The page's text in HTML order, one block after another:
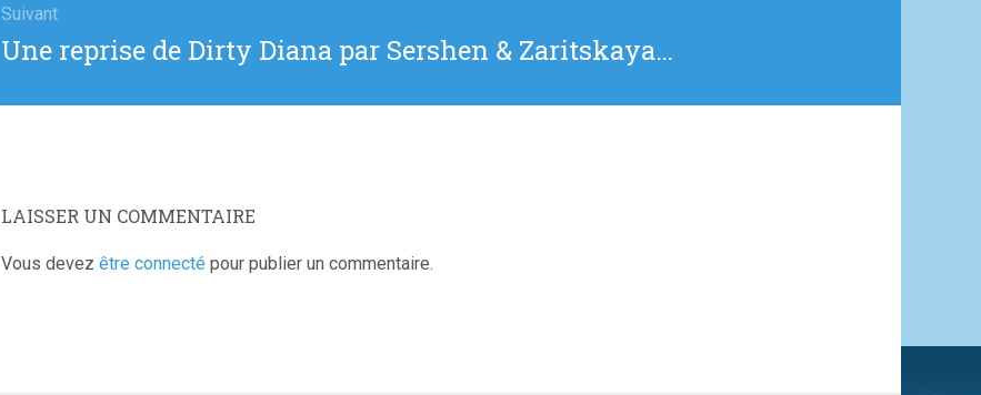
Suivant
Article
Une reprise de Dirty Diana par Sershen & Zaritskaya…
LAISSER UN COMMENTAIRE
Vous devez être connecté pour publier un commentaire.